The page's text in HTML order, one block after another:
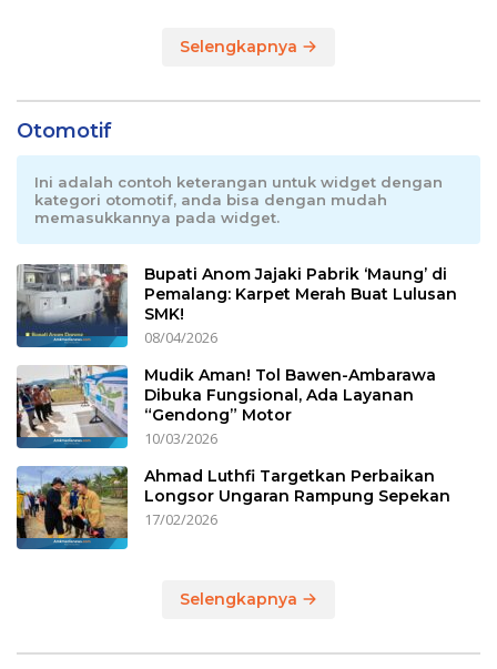
Selengkapnya
Otomotif
Ini adalah contoh keterangan untuk widget dengan
kategori otomotif, anda bisa dengan mudah
memasukkannya pada widget.
Bupati Anom Jajaki Pabrik ‘Maung’ di
Pemalang: Karpet Merah Buat Lulusan
SMK!
08/04/2026
Mudik Aman! Tol Bawen-Ambarawa
Dibuka Fungsional, Ada Layanan
“Gendong” Motor
10/03/2026
Ahmad Luthfi Targetkan Perbaikan
Longsor Ungaran Rampung Sepekan
17/02/2026
Selengkapnya